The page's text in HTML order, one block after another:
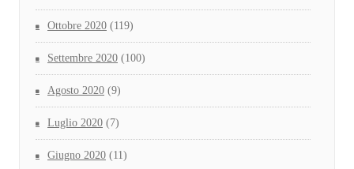
Ottobre 2020 (119)
Settembre 2020 (100)
Agosto 2020 (9)
Luglio 2020 (7)
Giugno 2020 (11)